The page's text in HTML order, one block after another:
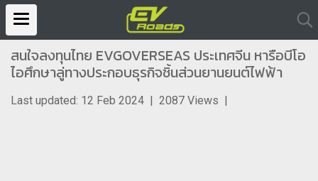
สนใจลงทุนไทย EVGOVERSEAS ประเทศจีน หารือบีโอ
ไอศึกษาลู่ทางประกอบธุรกิจชิ้นส่วนยานยนต์ไฟฟ้า
Last updated: 12 Feb 2024 | 2087 Views |